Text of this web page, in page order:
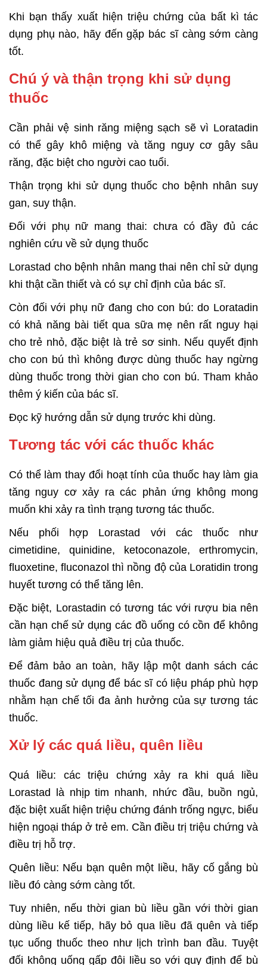
Khi bạn thấy xuất hiện triệu chứng của bất kì tác
dụng phụ nào, hãy đến gặp bác sĩ càng sớm càng
tốt.
Chú ý và thận trọng khi sử dụng
thuốc
Cần phải vệ sinh răng miệng sạch sẽ vì Loratadin
có thể gây khô miệng và tăng nguy cơ gây sâu
răng, đặc biệt cho người cao tuổi.
Thận trọng khi sử dụng thuốc cho bệnh nhân suy
gan, suy thận.
Đối với phụ nữ mang thai: chưa có đầy đủ các
nghiên cứu về sử dụng thuốc
Lorastad cho bệnh nhân mang thai nên chỉ sử dụng
khi thật cần thiết và có sự chỉ định của bác sĩ.
Còn đối với phụ nữ đang cho con bú: do Loratadin
có khả năng bài tiết qua sữa mẹ nên rất nguy hại
cho trẻ nhỏ, đặc biệt là trẻ sơ sinh. Nếu quyết định
cho con bú thì không được dùng thuốc hay ngừng
dùng thuốc trong thời gian cho con bú. Tham khảo
thêm ý kiến của bác sĩ.
Đọc kỹ hướng dẫn sử dụng trước khi dùng.
Tương tác với các thuốc khác
Có thể làm thay đổi hoạt tính của thuốc hay làm gia
tăng nguy cơ xảy ra các phản ứng không mong
muốn khi xảy ra tình trạng tương tác thuốc.
Nếu phối hợp Lorastad với các thuốc như
cimetidine, quinidine, ketoconazole, erthromycin,
fluoxetine, fluconazol thì nồng độ của Loratidin trong
huyết tương có thể tăng lên.
Đặc biệt, Lorastadin có tương tác với rượu bia nên
cần hạn chế sử dụng các đồ uống có cồn để không
làm giảm hiệu quả điều trị của thuốc.
Để đảm bảo an toàn, hãy lập một danh sách các
thuốc đang sử dụng để bác sĩ có liệu pháp phù hợp
nhằm hạn chế tối đa ảnh hưởng của sự tương tác
thuốc.
Xử lý các quá liều, quên liều
Quá liều: các triệu chứng xảy ra khi quá liều
Lorastad là nhịp tim nhanh, nhức đầu, buồn ngủ,
đặc biệt xuất hiện triệu chứng đánh trống ngực, biểu
hiện ngoại tháp ở trẻ em. Cần điều trị triệu chứng và
điều trị hỗ trợ.
Quên liều: Nếu bạn quên một liều, hãy cố gắng bù
liều đó càng sớm càng tốt.
Tuy nhiên, nếu thời gian bù liều gần với thời gian
dùng liều kế tiếp, hãy bỏ qua liều đã quên và tiếp
tục uống thuốc theo như lịch trình ban đầu. Tuyệt
đối không uống gấp đôi liều so với quy định để bù